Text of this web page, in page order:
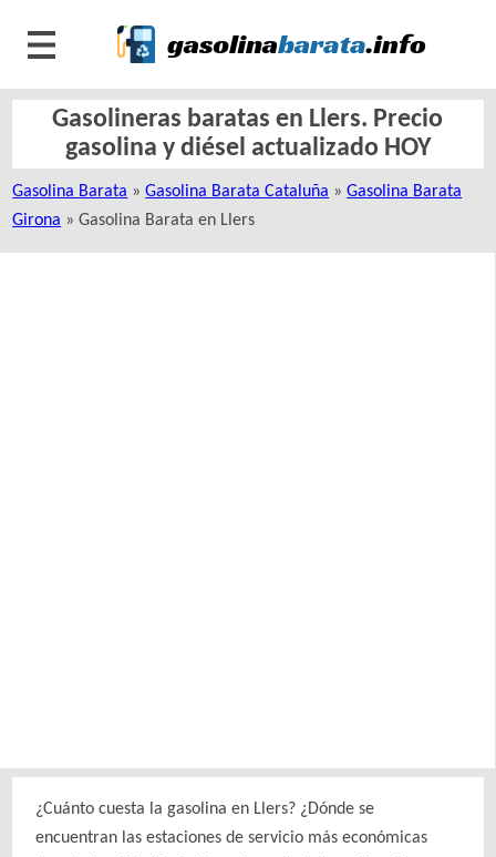
Gasolineras baratas en Llers. Precio
gasolina y diésel actualizado HOY
Gasolina Barata »Gasolina Barata Cataluña »Gasolina Barata
Girona » Gasolina Barata en Llers
¿Cuánto cuesta la gasolina en Llers? ¿Dónde se
encuentran las estaciones de servicio más económicas